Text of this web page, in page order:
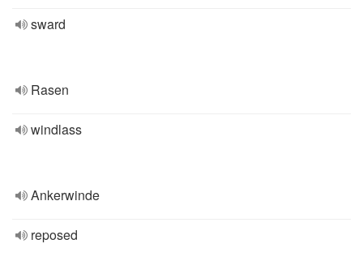
sward
Rasen
windlass
Ankerwinde
reposed